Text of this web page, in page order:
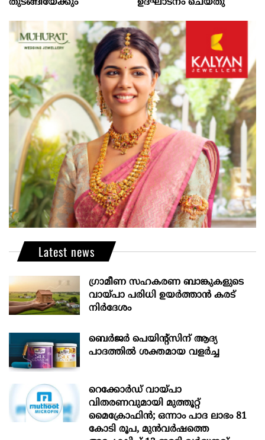
തുടങ്ങിയേക്കും
ഉദ്ഘാടനം ചെയ്തു
Latest news
ഗ്രാമീണ സഹകരണ ബാങ്കുകളുടെ
വായ്പാ പരിധി ഉയർത്താൻ കരട്
നിർദേശം
ബെർജർ പെയിന്റ്സിന് ആദ്യ
പാദത്തിൽ ശക്തമായ വളർച്ച
റെക്കോർഡ് വായ്പാ
വിതരണവുമായി മുത്തൂറ്റ്
മൈക്രോഫിൻ; ഒന്നാം പാദ ലാഭം 81
കോടി രൂപ, മുൻവർഷത്തെ